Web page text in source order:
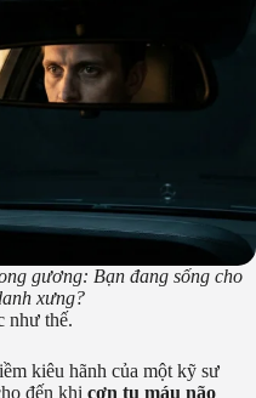
gương: Bạn đang sống cho
xưng?
như thế.
kiêu hãnh của một kỹ sư
đến khi cơn tụ máu não